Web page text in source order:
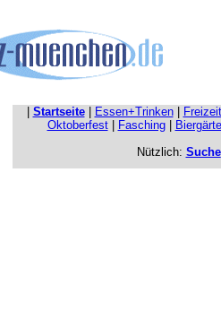
Startseite| Essen+Trinken|
Oktoberfest| Fasching|
Nützlich: Suche